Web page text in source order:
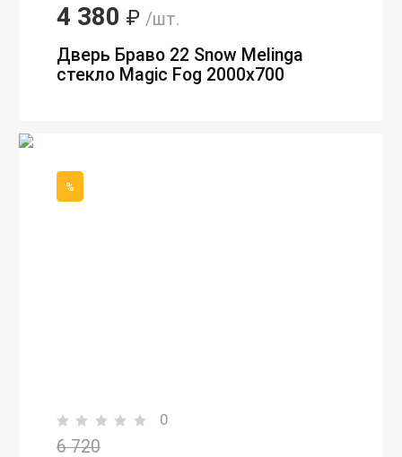
4 380 ₽ /шт.
Дверь Браво 22 Snow Melinga
стекло Magic Fog 2000х700
%
0
6 720